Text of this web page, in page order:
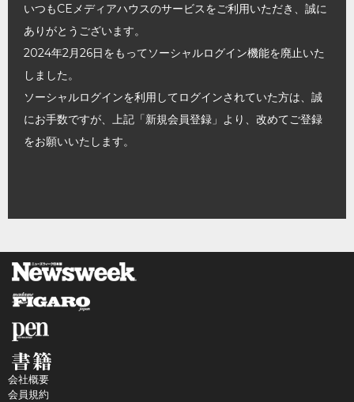
いつもCEメディアハウスのサービスをご利用いただき、誠に
ありがとうございます。
2024年2月26日をもってソーシャルログイン機能を廃止いた
しました。
ソーシャルログインを利用してログインされていた方は、誠
にお手数ですが、上記「新規会員登録」より、改めてご登録
をお願いいたします。
会社概要
会員規約